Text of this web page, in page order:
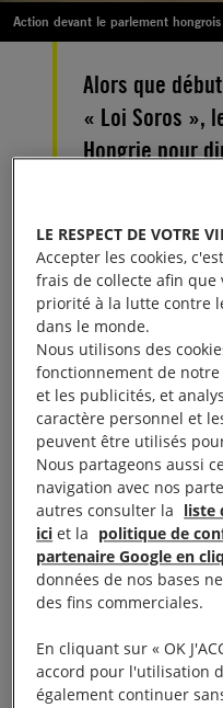
Action devant le parlement
Alors que
« Loi Soros »,
Hongrie pour
l’examen d’une loi
société civile
parlementaires
remettant un livret
messages de soutien
collectés à travers
Vous avez été
messages de soutien
Hongrie, une centaine
cœur géant sur la
? Affirmer leur
une société respectant
LE RESPECT DE VOTRE
Accepter les cookies,
frais de collecte afin
priorité à la lutte contre
dans le monde.
Nous utilisons des
fonctionnement de
et les publicités, et
caractère personnel et
peuvent être utilisés
Nous partageons aussi
navigation avec nos
autres consulter la liste
ici et la politique de
partenaire Google en
données de nos bases
des fins commerciales.
En cliquant sur « OK
accord pour l'utilisation
également continuer